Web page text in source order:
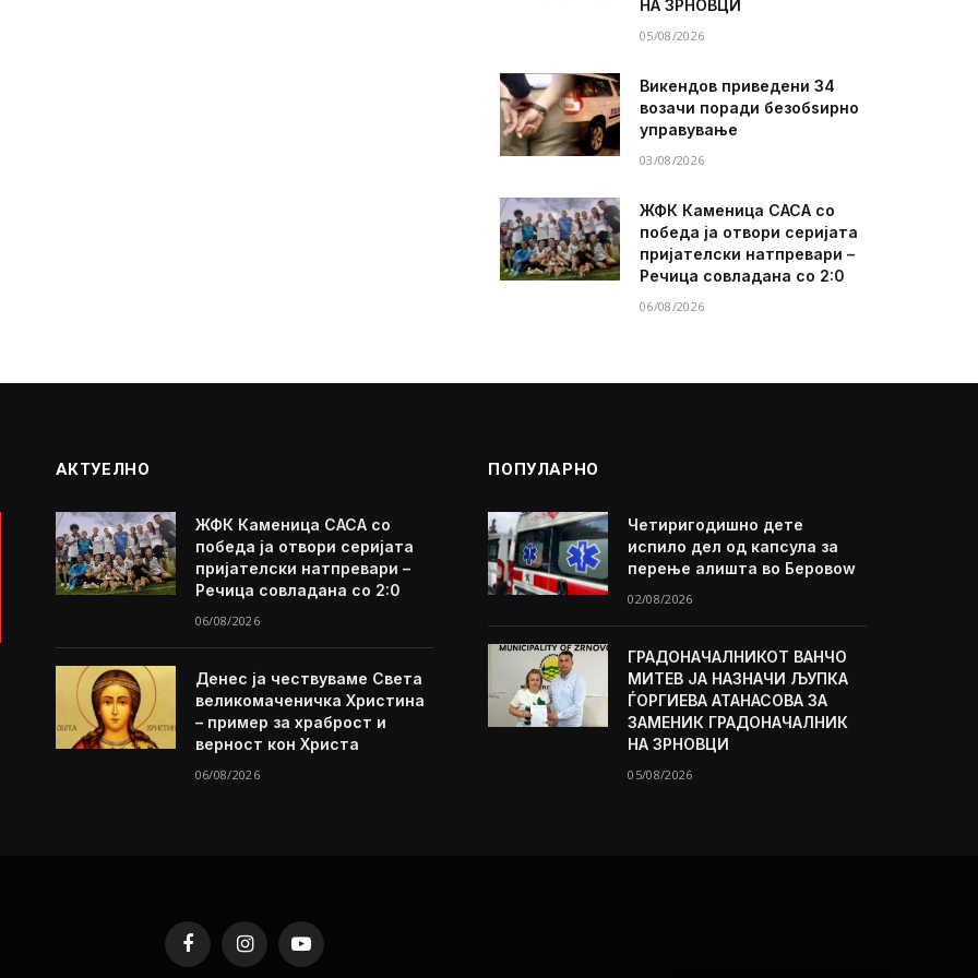
НА ЗРНОВЦИ
05/08/2026
Викендов приведени 34
возачи поради безобѕирно
управување
03/08/2026
ЖФК Каменица САСА со
победа ја отвори серијата
пријателски натпревари –
Речица совладана со 2:0
06/08/2026
АКТУЕЛНО
ЖФК Каменица САСА со
победа ја отвори серијата
пријателски натпревари –
Речица совладана со 2:0
06/08/2026
Денес ја чествуваме Света
великомаченичка Христина
– пример за храброст и
верност кон Христа
06/08/2026
ПОПУЛАРНО
Четиригодишно дете
испило дел од капсула за
перење алишта во Беровоw
02/08/2026
ГРАДОНАЧАЛНИКОТ ВАНЧО
МИТЕВ ЈА НАЗНАЧИ ЉУПКА
ЃОРГИЕВА АТАНАСОВА ЗА
ЗАМЕНИК ГРАДОНАЧАЛНИК
НА ЗРНОВЦИ
05/08/2026
FacebookInstagramYouTube